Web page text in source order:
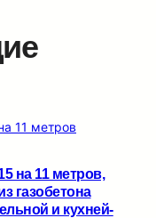
на 11 метров,
газобетона
и кухней-